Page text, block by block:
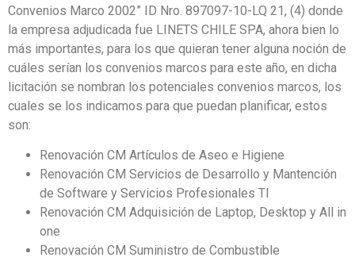
Convenios Marco 2002” ID Nro. 897097-10-LQ 21, (4) donde
la empresa adjudicada fue LINETS CHILE SPA, ahora bien lo
más importantes, para los que quieran tener alguna noción de
cuáles serían los convenios marcos para este año, en dicha
licitación se nombran los potenciales convenios marcos, los
cuales se los indicamos para que puedan planificar, estos
son:
Renovación CM Artículos de Aseo e Higiene
Renovación CM Servicios de Desarrollo y Mantención
de Software y Servicios Profesionales TI
Renovación CM Adquisición de Laptop, Desktop y All in
one
Renovación CM Suministro de Combustible